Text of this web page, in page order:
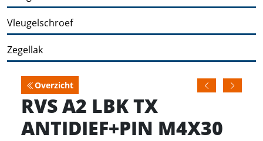
Vleugelschroef
Zegellak
Overzicht
RVS A2 LBK TX
ANTIDIEF+PIN M4X30